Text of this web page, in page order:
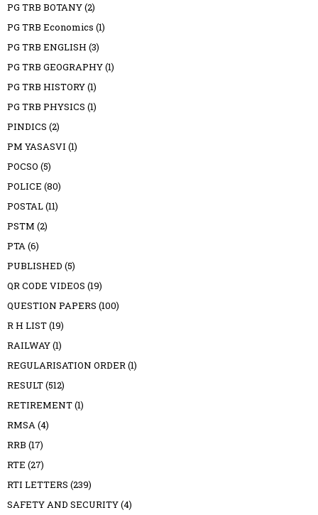
PG TRB BOTANY(2)
PG TRB Economics (1)
PG TRB ENGLISH (3)
PG TRB GEOGRAPHY(1)
PG TRB HISTORY(1)
PG TRB PHYSICS (1)
PINDICS (2)
PM YASASVI (1)
POCSO (5)
POLICE (80)
POSTAL(11)
PSTM (2)
PTA(6)
PUBLISHED (5)
QR CODE VIDEOS (19)
QUESTION PAPERS (100)
R H LIST(19)
RAILWAY(1)
REGULARISATION ORDER(1)
RESULT(512)
RETIREMENT(1)
RMSA(4)
RRB (17)
RTE (27)
RTI LETTERS (239)
SAFETY AND SECURITY(4)